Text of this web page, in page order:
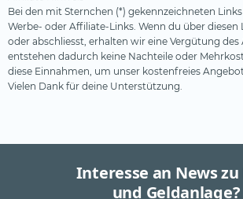
Bei den mit Sternchen (*) gekennzeichneten
Werbe- oder Affiliate-Links. Wenn du über diesen
oder abschliesst, erhalten wir eine Vergütung des
entstehen dadurch keine Nachteile oder
diese Einnahmen, um unser kostenfreies
Vielen Dank für deine Unterstützung.
Interesse an News zu
und Geldanlage?